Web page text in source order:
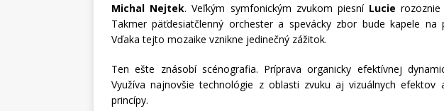
Michal Nejtek. Veľkým symfonickým zvukom piesní Lucie rozoznie
Takmer päťdesiatčlenný orchester a spevácky zbor bude kapele na
Vďaka tejto mozaike vznikne jedinečný zážitok.
Ten ešte znásobí scénografia. Príprava organicky efektívnej
Využíva najnovšie technológie z oblasti zvuku aj vizuálnych efektov
princípy.